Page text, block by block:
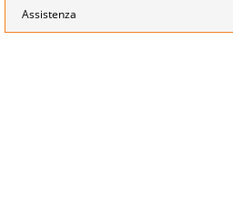
Assistenza